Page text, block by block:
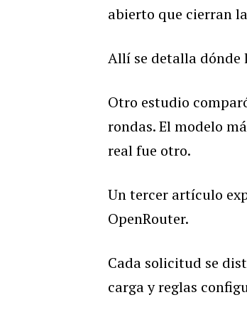
abierto que cierran
Allí se detalla dónde
Otro estudio
rondas. El modelo
real fue otro.
Un tercer artículo
OpenRouter.
Cada solicitud se
carga y reglas